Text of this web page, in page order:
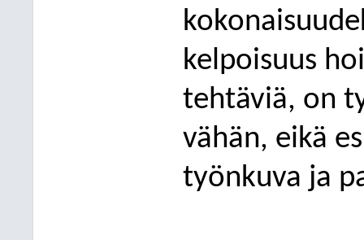
kelpoisuus
tehtäviä, on
vähän, eikä
työnkuva ja